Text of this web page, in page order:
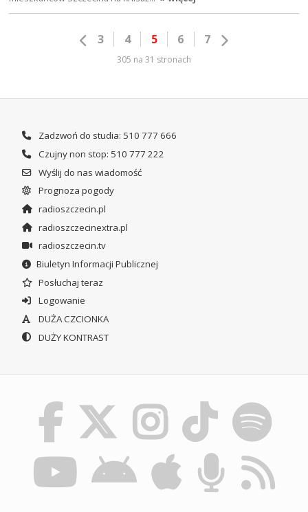
3 4 5 6 7
305 na 31 stronach
Zadzwoń do studia: 510 777 666
Czujny non stop: 510 777 222
Wyślij do nas wiadomość
Prognoza pogody
radioszczecin.pl
radioszczecinextra.pl
radioszczecin.tv
Biuletyn Informacji Publicznej
Posłuchaj teraz
Logowanie
DUŻA CZCIONKA
DUŻY KONTRAST